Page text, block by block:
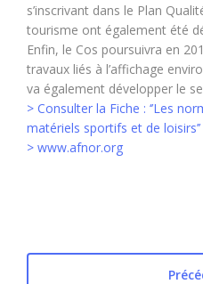
s’inscrivant dans le Plan
tourisme ont également été
Enfin, le Cos poursuivra en
travaux liés à l’affichage
va également développer le
> Consulter la Fiche : ‘’Les
matériels sportifs et de loisirs’’
> www.afnor.org